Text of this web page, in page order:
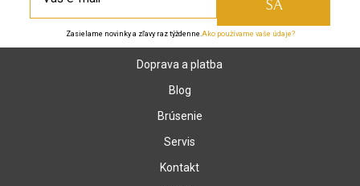
Zasielame novinky a zľavy raz týždenne.Ako používame vaše údaje?
Doprava a platba
Blog
Brúsenie
Servis
Kontakt